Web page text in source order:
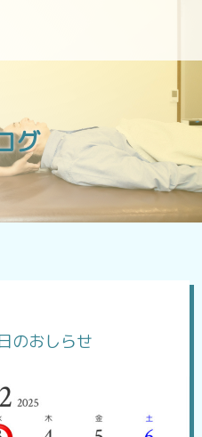
グ
のおしらせ